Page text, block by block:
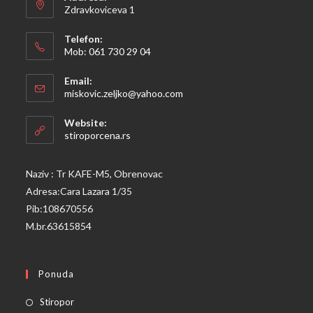
Zdravkoviceva 1
Telefon:
Mob: 061 730 29 04
in
application
Email:
miskovic.zeljko@yahoo.com
Website:
stiroporcena.rs
Naziv : Tr KAFE-M5, Obrenovac
Adresa:Cara Lazara 1/35
Pib:108670556
M.br.63615854
Ponuda
StiroporOpens